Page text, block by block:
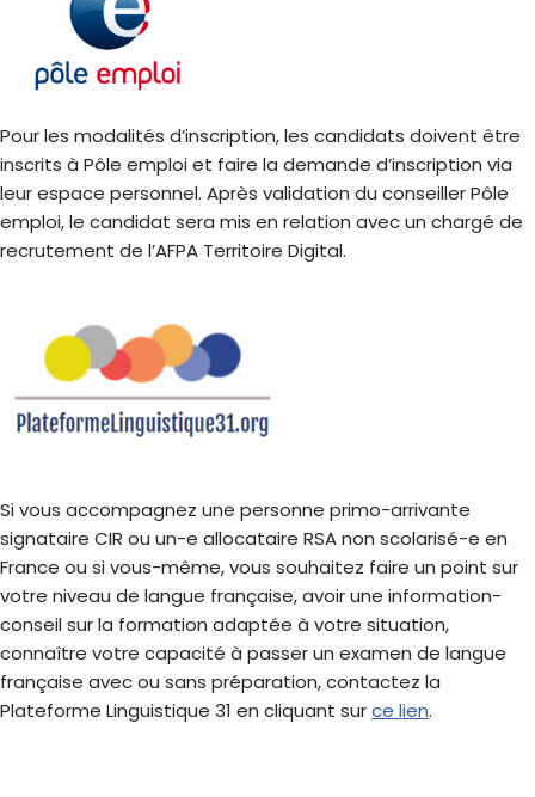
Pour les modalités d’inscription, les candidats doivent être
inscrits à Pôle emploi et faire la demande d’inscription via
leur espace personnel. Après validation du conseiller Pôle
emploi, le candidat sera mis en relation avec un chargé de
recrutement de l’AFPA Territoire Digital.
Si vous accompagnez une personne primo-arrivante
signataire CIR ou un-e allocataire RSA non scolarisé-e en
France ou si vous-même, vous souhaitez faire un point sur
votre niveau de langue française, avoir une information-
conseil sur la formation adaptée à votre situation,
connaître votre capacité à passer un examen de langue
française avec ou sans préparation, contactez la
Plateforme Linguistique 31 en cliquant surce lien.